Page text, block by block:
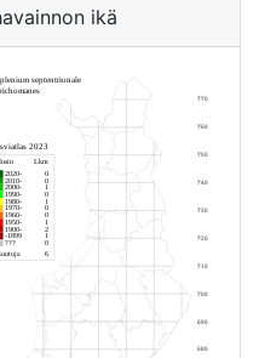
ikä